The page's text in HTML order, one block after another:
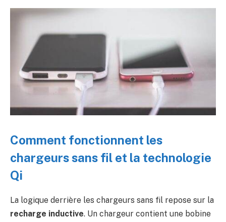
Comment fonctionnent les
chargeurs sans fil et la technologie
Qi
La logique derrière les chargeurs sans fil repose sur la
recharge inductive. Un chargeur contient une bobine